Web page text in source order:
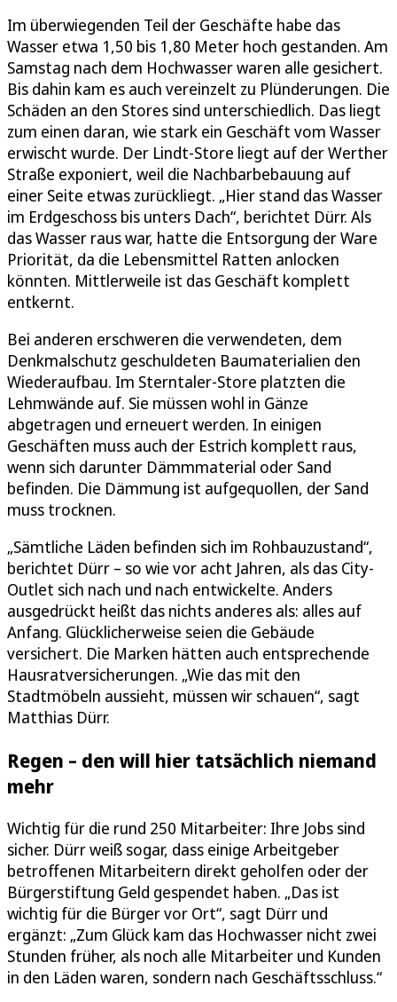
Im überwiegenden Teil der Geschäfte habe das
Wasser etwa 1,50 bis 1,80 Meter hoch gestanden. Am
Samstag nach dem Hochwasser waren alle gesichert.
Bis dahin kam es auch vereinzelt zu Plünderungen. Die
Schäden an den Stores sind unterschiedlich. Das liegt
zum einen daran, wie stark ein Geschäft vom Wasser
erwischt wurde. Der Lindt-Store liegt auf der Werther
Straße exponiert, weil die Nachbarbebauung auf
einer Seite etwas zurückliegt. „Hier stand das Wasser
im Erdgeschoss bis unters Dach“, berichtet Dürr. Als
das Wasser raus war, hatte die Entsorgung der Ware
Priorität, da die Lebensmittel Ratten anlocken
könnten. Mittlerweile ist das Geschäft komplett
entkernt.
Bei anderen erschweren die verwendeten, dem
Denkmalschutz geschuldeten Baumaterialien den
Wiederaufbau. Im Sterntaler-Store platzten die
Lehmwände auf. Sie müssen wohl in Gänze
abgetragen und erneuert werden. In einigen
Geschäften muss auch der Estrich komplett raus,
wenn sich darunter Dämmmaterial oder Sand
befinden. Die Dämmung ist aufgequollen, der Sand
muss trocknen.
„Sämtliche Läden befinden sich im Rohbauzustand“,
berichtet Dürr – so wie vor acht Jahren, als das City-
Outlet sich nach und nach entwickelte. Anders
ausgedrückt heißt das nichts anderes als: alles auf
Anfang. Glücklicherweise seien die Gebäude
versichert. Die Marken hätten auch entsprechende
Hausratversicherungen. „Wie das mit den
Stadtmöbeln aussieht, müssen wir schauen“, sagt
Matthias Dürr.
Regen – den will hier tatsächlich niemand
mehr
Wichtig für die rund 250 Mitarbeiter: Ihre Jobs sind
sicher. Dürr weiß sogar, dass einige Arbeitgeber
betroffenen Mitarbeitern direkt geholfen oder der
Bürgerstiftung Geld gespendet haben. „Das ist
wichtig für die Bürger vor Ort“, sagt Dürr und
ergänzt: „Zum Glück kam das Hochwasser nicht zwei
Stunden früher, als noch alle Mitarbeiter und Kunden
in den Läden waren, sondern nach Geschäftsschluss.“